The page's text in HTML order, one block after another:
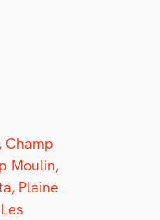
Champ
Moulin,
Plaine